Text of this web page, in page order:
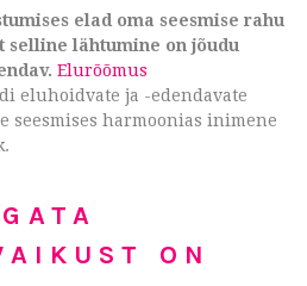
elad oma seesmise rahu
selline lähtumine on jõudu
Elurõõmus
eluhoidvate ja -edendavate
seesmises harmoonias inimene
ON